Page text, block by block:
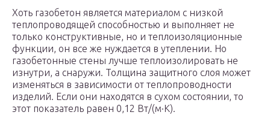
Хоть газобетон является материалом с низкой
теплопроводящей способностью и выполняет не
только конструктивные, но и теплоизоляционные
функции, он все же нуждается в утеплении. Но
газобетонные стены лучше теплоизолировать не
изнутри, а снаружи. Толщина защитного слоя может
изменяться в зависимости от теплопроводности
изделий. Если они находятся в сухом состоянии, то
этот показатель равен 0,12 Вт/(м·K).